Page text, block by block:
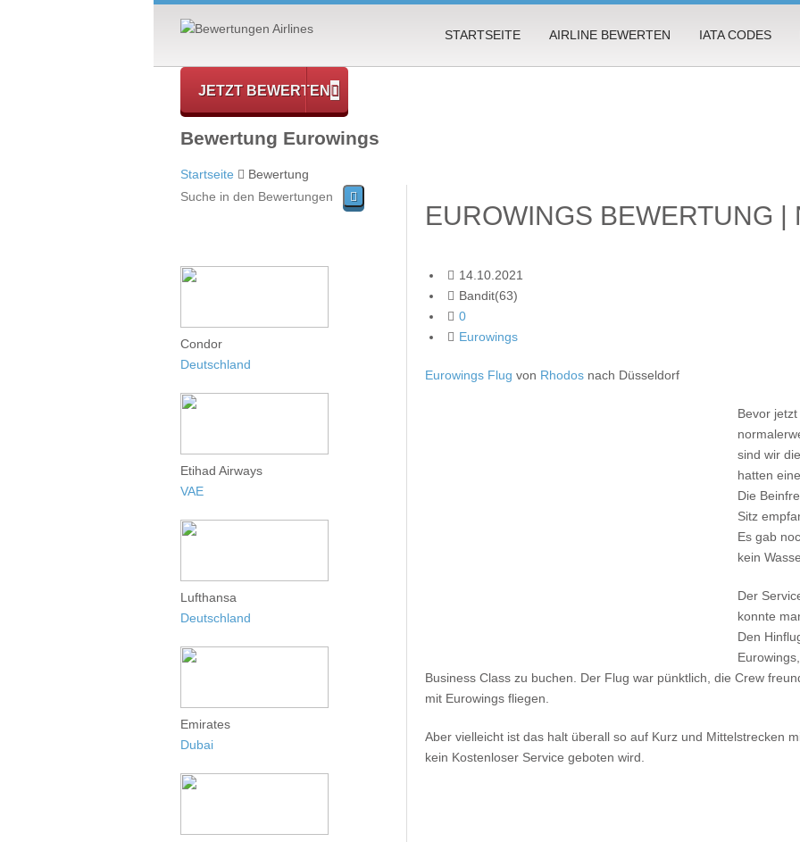
STARTSEITE AIRLINE BEWERTEN IATA CODES
JETZT BEWERTEN
Bewertung Eurowings
Startseite Bewertung
EUROWINGS BEWERTUNG |
14.10.2021
Bandit(63)
0
Eurowings
Eurowings Flug von Rhodos nach Düsseldorf
Bevor
sind wir
hatten
Die
Sitz
Es gab
kein
Der
konnte
Den
Business Class zu buchen. Der Flug war pünktlich, die Crew
mit Eurowings fliegen.
Aber vielleicht ist das halt überall so auf Kurz und Mittelstrecken
kein Kostenloser Service geboten wird.
Condor
Deutschland
Etihad Airways
VAE
Lufthansa
Deutschland
Emirates
Dubai